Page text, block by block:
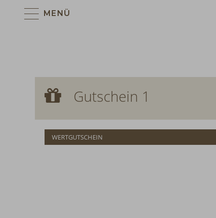
MENÜ
Gutschein 1
WERTGUTSCHEIN
Gutschein 1
WERTGUTSCHEIN